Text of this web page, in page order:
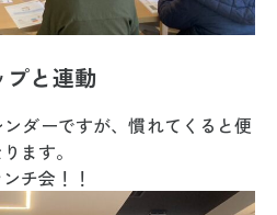
と連動
ダーですが、慣れてくると便
ます。
チ会！！